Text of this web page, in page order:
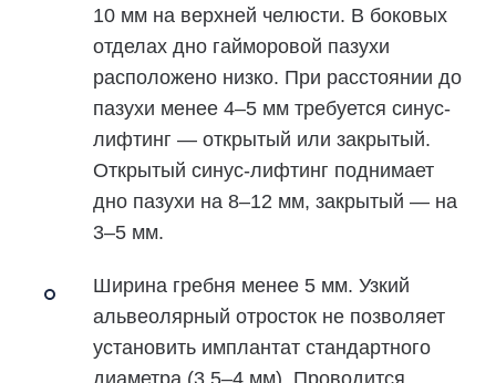
10 мм на верхней челюсти. В боковых
отделах дно гайморовой пазухи
расположено низко. При расстоянии до
пазухи менее 4–5 мм требуется синус-
лифтинг — открытый или закрытый.
Открытый синус-лифтинг поднимает
дно пазухи на 8–12 мм, закрытый — на
3–5 мм.
Ширина гребня менее 5 мм. Узкий
альвеолярный отросток не позволяет
установить имплантат стандартного